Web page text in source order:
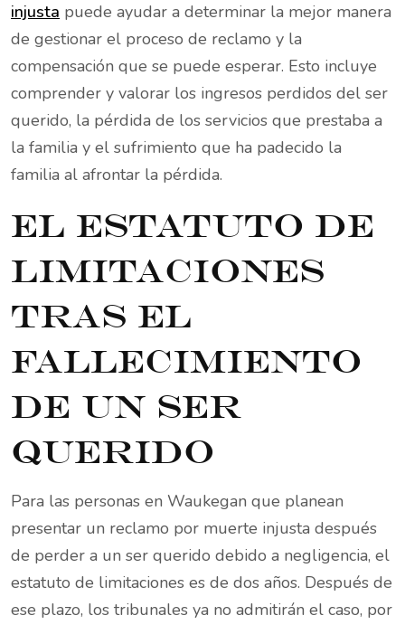
injusta puede ayudar a determinar la mejor manera
de gestionar el proceso de reclamo y la
compensación que se puede esperar. Esto incluye
comprender y valorar los ingresos perdidos del ser
querido, la pérdida de los servicios que prestaba a
la familia y el sufrimiento que ha padecido la
familia al afrontar la pérdida.
El estatuto de
limitaciones
tras el
fallecimiento
de un ser
querido
Para las personas en Waukegan que planean
presentar un reclamo por muerte injusta después
de perder a un ser querido debido a negligencia, el
estatuto de limitaciones es de dos años. Después de
ese plazo, los tribunales ya no admitirán el caso, por